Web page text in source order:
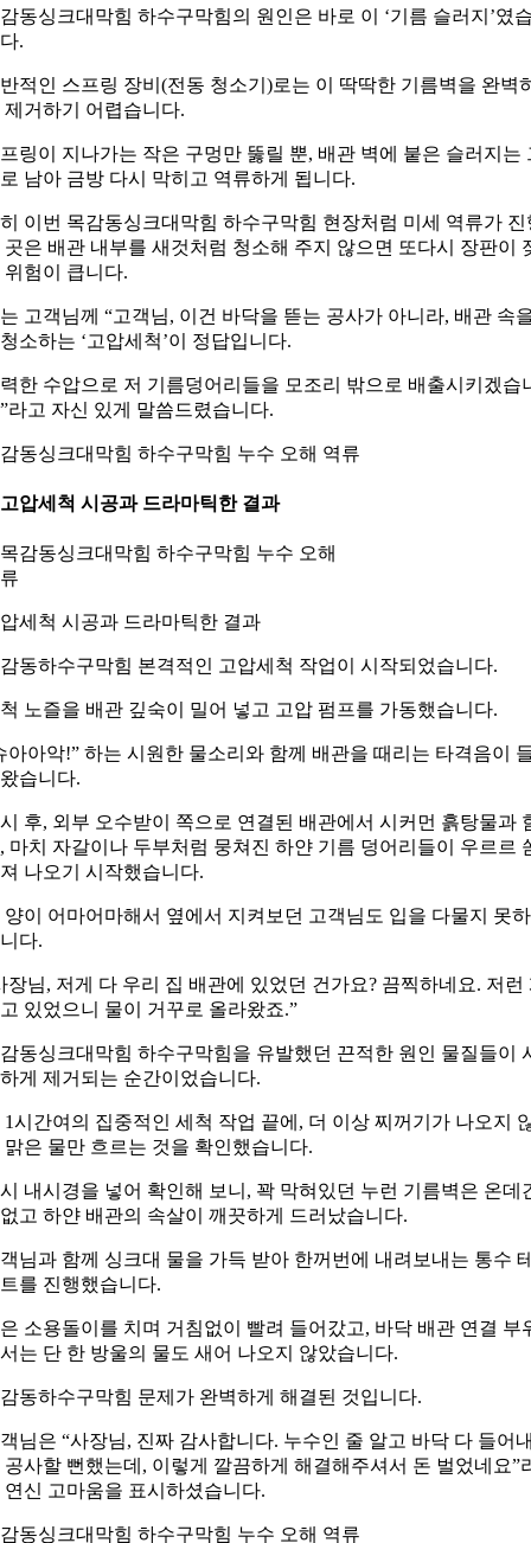
동싱크대막힘 하수구막힘의 원인은 바로 이 ‘기름 슬러지’였
.
적인 스프링 장비(전동 청소기)로는 이 딱딱한 기름벽을 완벽
제거하기 어렵습니다.
링이 지나가는 작은 구멍만 뚫릴 뿐, 배관 벽에 붙은 슬러지는
남아 금방 다시 막히고 역류하게 됩니다.
이번 목감동싱크대막힘 하수구막힘 현장처럼 미세 역류가 진
곳은 배관 내부를 새것처럼 청소해 주지 않으면 또다시 장판이
위험이 큽니다.
고객님께 “고객님, 이건 바닥을 뜯는 공사가 아니라, 배관 속
소하는 ‘고압세척’이 정답입니다.
한 수압으로 저 기름덩어리들을 모조리 밖으로 배출시키겠습
라고 자신 있게 말씀드렸습니다.
동싱크대막힘 하수구막힘 누수 오해 역류
압세척 시공과 드라마틱한 결과
세척 시공과 드라마틱한 결과
동하수구막힘 본격적인 고압세척 작업이 시작되었습니다.
노즐을 배관 깊숙이 밀어 넣고 고압 펌프를 가동했습니다.
아아악!” 하는 시원한 물소리와 함께 배관을 때리는 타격음이
습니다.
후, 외부 오수받이 쪽으로 연결된 배관에서 시커먼 흙탕물과
마치 자갈이나 두부처럼 뭉쳐진 하얀 기름 덩어리들이 우르르
나오기 시작했습니다.
양이 어마어마해서 옆에서 지켜보던 고객님도 입을 다물지 못
다.
장님, 저게 다 우리 집 배관에 있었던 건가요? 끔찍하네요. 저런
있었으니 물이 거꾸로 올라왔죠.”
동싱크대막힘 하수구막힘을 유발했던 끈적한 원인 물질들이
게 제거되는 순간이었습니다.
1시간여의 집중적인 세척 작업 끝에, 더 이상 찌꺼기가 나오지
맑은 물만 흐르는 것을 확인했습니다.
내시경을 넣어 확인해 보니, 꽉 막혀있던 누런 기름벽은 온데
고 하얀 배관의 속살이 깨끗하게 드러났습니다.
님과 함께 싱크대 물을 가득 받아 한꺼번에 내려보내는 통수
를 진행했습니다.
소용돌이를 치며 거침없이 빨려 들어갔고, 바닥 배관 연결 부
는 단 한 방울의 물도 새어 나오지 않았습니다.
동하수구막힘 문제가 완벽하게 해결된 것입니다.
님은 “사장님, 진짜 감사합니다. 누수인 줄 알고 바닥 다 들어
공사할 뻔했는데, 이렇게 깔끔하게 해결해주셔서 돈 벌었네요”
연신 고마움을 표시하셨습니다.
동싱크대막힘 하수구막힘 누수 오해 역류